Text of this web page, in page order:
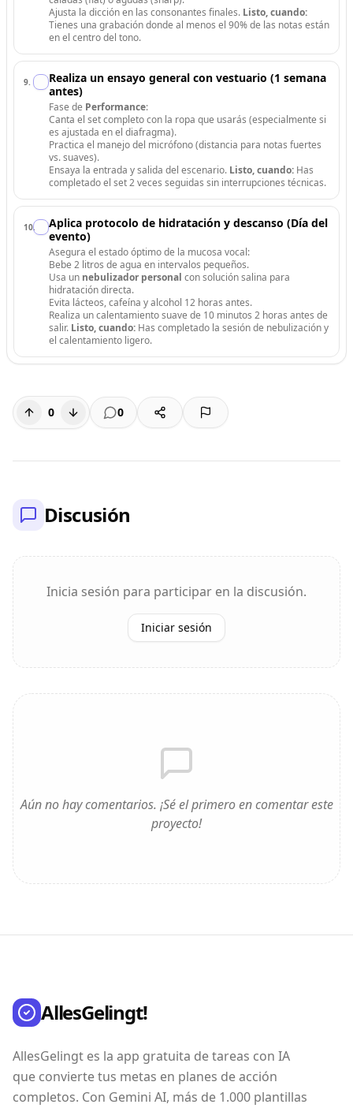
Ajusta la dicción en las consonantes finales. Listo, cuando:
Tienes una grabación donde al menos el 90% de las notas están
en el centro del tono.
9.
Realiza un ensayo general con vestuario (1 semana
antes)
Fase de Performance:
Canta el set completo con la ropa que usarás (especialmente si
es ajustada en el diafragma).
Practica el manejo del micrófono (distancia para notas fuertes
vs. suaves).
Ensaya la entrada y salida del escenario. Listo, cuando: Has
completado el set 2 veces seguidas sin interrupciones técnicas.
10.
Aplica protocolo de hidratación y descanso (Día del
evento)
Asegura el estado óptimo de la mucosa vocal:
Bebe 2 litros de agua en intervalos pequeños.
Usa un nebulizador personal con solución salina para
hidratación directa.
Evita lácteos, cafeína y alcohol 12 horas antes.
Realiza un calentamiento suave de 10 minutos 2 horas antes de
salir. Listo, cuando: Has completado la sesión de nebulización y
el calentamiento ligero.
0 0
Discusión
Inicia sesión para participar en la discusión.
Iniciar sesión
Aún no hay comentarios. ¡Sé el primero en comentar este
proyecto!
AllesGelingt!
AllesGelingt es la app gratuita de tareas con IA
que convierte tus metas en planes de acción
completos. Con Gemini AI, más de 1.000 plantillas